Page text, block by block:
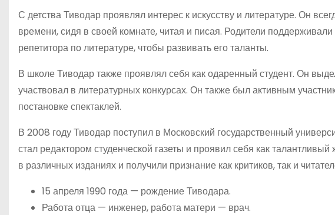
С детства Тиводар проявлял интерес к искусству и литературе. Он
времени, сидя в своей комнате, читая и писая. Родители
репетитора по литературе, чтобы развивать его таланты.
В школе Тиводар также проявлял себя как одаренный студент. Он
участвовал в литературных конкурсах. Он также был активным
постановке спектаклей.
В 2008 году Тиводар поступил в Московский государственный
стал редактором студенческой газеты и проявил себя как
в различных изданиях и получили признание как критиков, так и
15 апреля 1990 года — рождение Тиводара.
Работа отца — инженер, работа матери — врач.